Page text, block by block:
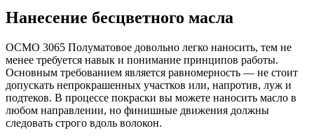
Нанесение бесцветного масла
ОСМО 3065 Полуматовое довольно легко наносить, тем не
менее требуется навык и понимание принципов работы.
Основным требованием является равномерность — не стоит
допускать непрокрашенных участков или, напротив, луж и
подтеков. В процессе покраски вы можете наносить масло в
любом направлении, но финишные движения должны
следовать строго вдоль волокон.